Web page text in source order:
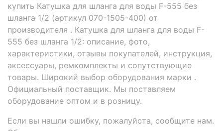
купить Катушка для шланга для воды F-555 без
шланга 1/2 (артикул 070-1505-400) от
производителя . Катушка для шланга для воды F-
555 без шланга 1/2: описание, фото,
характеристики, отзывы покупателей, инструкция,
аксессуары, ремкомплекты и сопутствующие
товары. Широкий выбор оборудования марки .
Официальный поставщик. Мы поставляем
оборудование оптом и в розницу.
Если вы нашли ошибку, пожалуйста, сообщите нам.